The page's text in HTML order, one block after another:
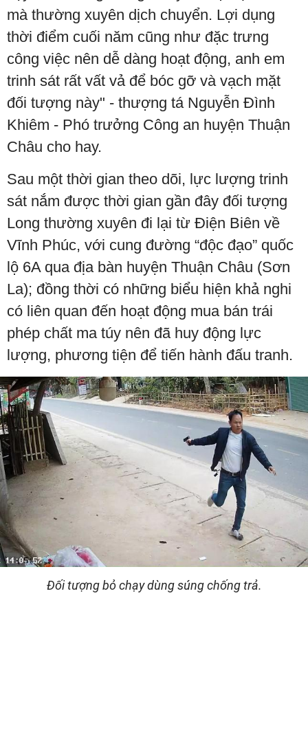
mà thường xuyên dịch chuyển. Lợi dụng
thời điểm cuối năm cũng như đặc trưng
công việc nên dễ dàng hoạt động, anh em
trinh sát rất vất vả để bóc gỡ và vạch mặt
đối tượng này" - thượng tá Nguyễn Đình
Khiêm - Phó trưởng Công an huyện Thuận
Châu cho hay.
Sau một thời gian theo dõi, lực lượng trinh
sát nắm được thời gian gần đây đối tượng
Long thường xuyên đi lại từ Điện Biên về
Vĩnh Phúc, với cung đường “độc đạo” quốc
lộ 6A qua địa bàn huyện Thuận Châu (Sơn
La); đồng thời có những biểu hiện khả nghi
có liên quan đến hoạt động mua bán trái
phép chất ma túy nên đã huy động lực
lượng, phương tiện để tiến hành đấu tranh.
Đối tượng bỏ chạy dùng súng chống trả.